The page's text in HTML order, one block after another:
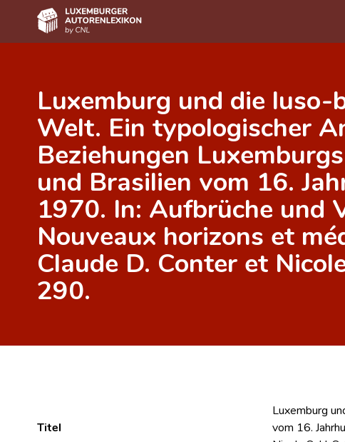
Autor(inn)en A-Z
Erweiterte Suche
Häufige Fragen und Antworten
CNL
Forschungsgruppe
Kontakt
Luxemburg und die luso-
Welt. Ein typologischer
Beziehungen
und Brasilien vom 16.
1970. In: Aufbrüche und
Nouveaux horizons et
Claude D. Conter et
290.
Titel
Luxemburg
vom 16.